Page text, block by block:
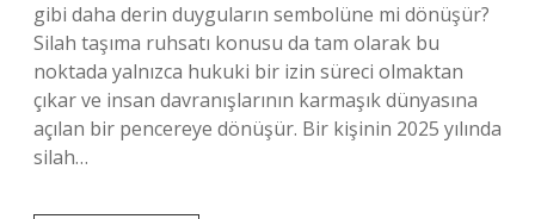
gibi daha derin duyguların sembolüne mi dönüşür?
Silah taşıma ruhsatı konusu da tam olarak bu
noktada yalnızca hukuki bir izin süreci olmaktan
çıkar ve insan davranışlarının karmaşık dünyasına
açılan bir pencereye dönüşür. Bir kişinin 2025 yılında
silah…